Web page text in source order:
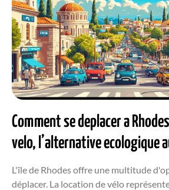
Comment se deplacer a
velo, l’alternative ecologique
L'île de Rhodes offre une multitude
déplacer. La location de vélo